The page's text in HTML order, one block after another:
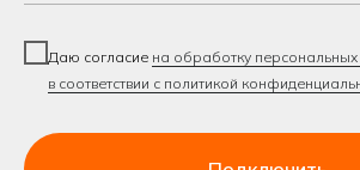
Даю согласие на обработку
в соответствии с политикой